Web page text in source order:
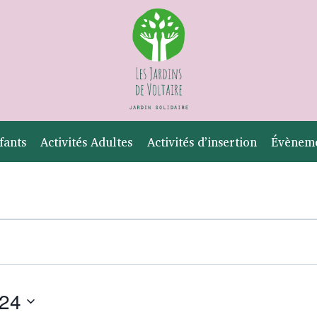
Activités Adultes Activités d’insertion